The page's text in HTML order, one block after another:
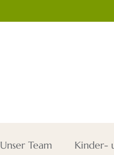
Unser Team Kinder-